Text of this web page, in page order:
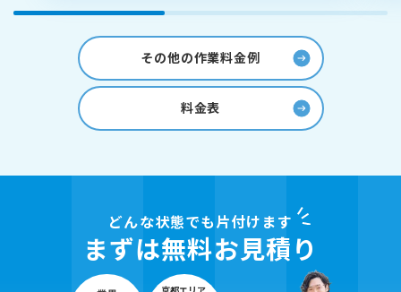
その他の作業料金例
料金表
どんな状態でも片付けます
まずは無料お見積り